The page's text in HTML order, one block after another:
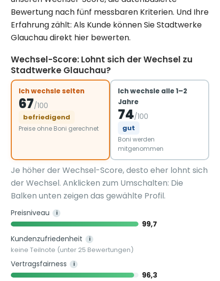
Bewertung nach fünf messbaren Kriterien. Und Ihre
Erfahrung zählt: Als Kunde können Sie Stadtwerke
Glauchau direkt hier bewerten.
Wechsel-Score: Lohnt sich der Wechsel zu
Stadtwerke Glauchau?
Ich wechsle selten
67/100
befriedigend
Preise ohne Boni gerechnet
Ich wechsle alle 1–2
Jahre
74/100
gut
Boni werden
mitgenommen
Je höher der Wechsel-Score, desto eher lohnt sich
der Wechsel. Anklicken zum Umschalten: Die
Balken unten zeigen das gewählte Profil.
Preisniveau i
99,7
Kundenzufriedenheit
i
keine Teilnote (unter 25 Bewertungen)
Vertragsfairness i
96,3